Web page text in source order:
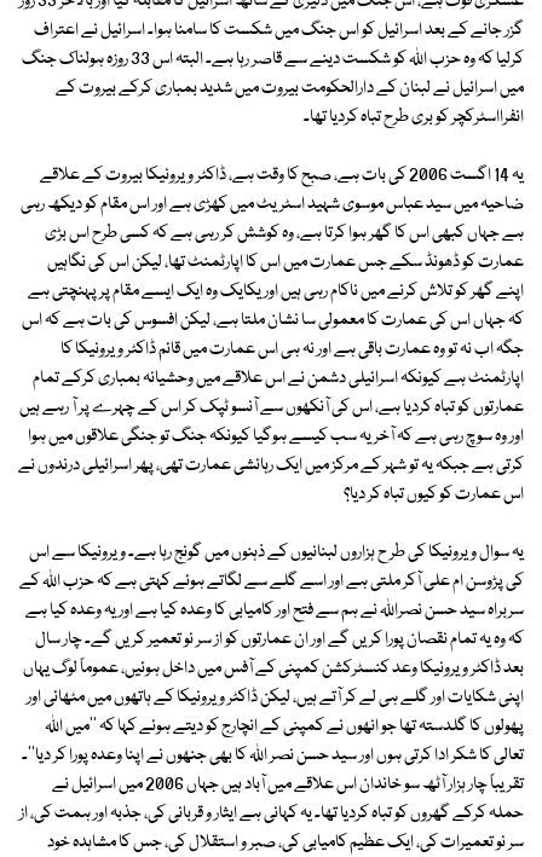
گزر جانے کے بعد اسرائیل کو اس جنگ میں شکست کا سامنا ہوا۔ اسرائیل نے اعتراف
کرلیا کہ وہ حزب اﷲ کو شکست دینے سے قاصر رہا ہے۔ البتہ اس 33 روزہ ہولناک جنگ
میں اسرائیل نے لبنان کے دارالحکومت بیروت میں شدید بمباری کرکے بیروت کے
انفرااسٹرکچر کو بری طرح تباہ کردیا تھا۔
یہ 14 اگست 2006 کی بات ہے، صبح کا وقت ہے، ڈاکٹر ویرونیکا بیروت کے علاقے
ضاحیہ میں سید عباس موسوی شہید اسٹریٹ میں کھڑی ہے اور اس مقام کو دیکھ رہی
ہے جہاں کبھی اس کا گھر ہوا کرتا ہے، وہ کوشش کر رہی ہے کہ کسی طرح اس بڑی
عمارت کو ڈھونڈ سکے جس عمارت میں اس کا اپارٹمنٹ تھا، لیکن اس کی نگاہیں
اپنے گھر کو تلاش کرنے میں ناکام رہی ہیں اور یکایک وہ ایک ایسے مقام پر پہنچتی ہے
کہ جہاں اس کی عمارت کا معمولی سا نشان ملتا ہے، لیکن افسوس کی بات ہے کہ اس
جگہ اب نہ تو وہ عمارت باقی ہے اور نہ ہی اس عمارت میں قائم ڈاکٹر ویرونیکا کا
اپارٹمنٹ ہے کیونکہ اسرائیلی دشمن نے اس علاقے میں وحشیانہ بمباری کرکے تمام
عمارتوں کو تباہ کردیا ہے، اس کی آنکھوں سے آنسو ٹپک کر اس کے چہرے پر آ رہے ہیں
اور وہ سوچ رہی ہے کہ آخر یہ سب کیسے ہوگیا کیونکہ جنگ تو جنگی علاقوں میں ہوا
کرتی ہے جبکہ یہ تو شہر کے مرکز میں ایک رہائشی عمارت تھی، پھر اسرائیلی درندوں نے
اس عمارت کو کیوں تباہ کر دیا؟
یہ سوال ویرونیکا کی طر ح ہزاروں لبنانیوں کے ذہنوں میں گونج رہا ہے۔ ویرونیکا سے اس
کی پڑوسن ام علی آکر ملتی ہے اور اسے گلے سے لگاتے ہوئے کہتی ہے کہ حزب اﷲ کے
سربراہ سید حسن نصراﷲ نے ہم سے فتح اور کامیابی کا وعدہ کیا ہے اور یہ وعدہ کیا ہے
کہ وہ یہ تمام نقصان پورا کر یں گے اور ان عمارتوں کو از سر نو تعمیر کریں گے۔ چار سال
بعد ڈاکٹر ویرونیکا وعد کنسٹرکشن کمپنی کے آفس میں داخل ہوئیں، عموماً لوگ یہاں
اپنی شکایات اور گلے ہی لے کر آتے ہیں، لیکن ڈاکٹر ویرونیکا کے ہاتھوں میں مٹھائی اور
پھولوں کا گلدستہ تھا جو انھوں نے کمپنی کے انچارج کو دیتے ہوئے کہا کہ ''میں اﷲ
تعالی کا شکر ادا کرتی ہوں اور سید حسن نصر اﷲ کا بھی جنھوں نے اپنا وعدہ پورا کر دیا''۔
تقریباً چار ہزار آٹھ سو خاندان اس علاقے میں آباد ہیں جہاں 2006 میں اسرائیل نے
حملہ کرکے گھروں کو تباہ کردیا تھا۔ یہ کہانی ہے ایثار و قربانی کی، جذبہ اور ہمت کی، از
سر نو تعمیرات کی، ایک عظیم کامیابی کی، صبر و استقلال کی، جس کا مشاہدہ خود